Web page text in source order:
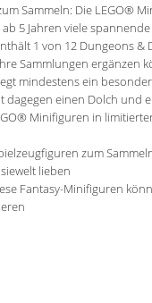
Sammeln: Die LEGO®
5 Jahren viele
1 von 12 Dungeons
Sammlungen ergänzen
mindestens ein
dagegen einen Dolch und
Minifiguren in
zum
lieben
Fantasy-Minifiguren